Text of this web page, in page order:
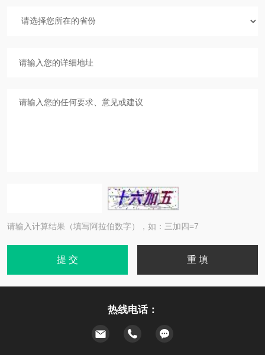
请输入计算结果（填写阿拉伯数字），如：三加四=7
热线电话：